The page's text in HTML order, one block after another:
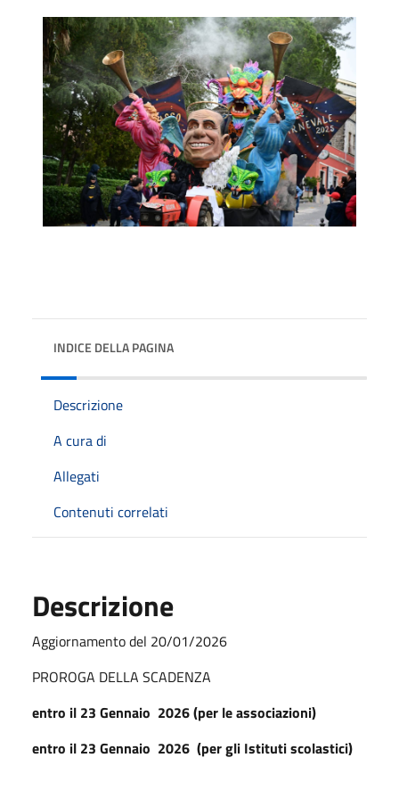
INDICE DELLA PAGINA
Descrizione
A cura di
Allegati
Contenuti correlati
Descrizione
Aggiornamento del 20/01/2026
PROROGA DELLA SCADENZA
entro il 23 Gennaio 2026 (per le associazioni)
entro il 23 Gennaio 2026 (per gli Istituti scolastici)